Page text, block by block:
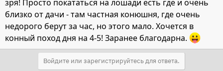
зря! Просто покататься на лошади есть где и очень
близко от дачи - там частная конюшня, где очень
недорого берут за час, но этого мало. Хочется в
конный поход дня на 4-5! Заранее благодарна.
Войдите или зарегистрируйтесь для ответа.